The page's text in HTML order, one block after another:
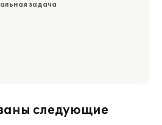
задача
следующие